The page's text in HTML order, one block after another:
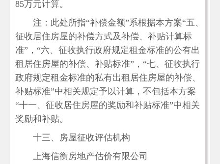
85万元计算。
注：此处所指“补偿金额”系根据本方案“五、
征收居住房屋的补偿方式及补偿、补贴计算标
准”，“六、征收执行政府规定租金标准的公有出
租居住房屋的补偿、补贴标准”，“七、征收执行
政府规定租金标准的私有出租居住房屋的补偿、
补贴标准”中相关规定予以计算，不包括本方案
“十一、征收居住房屋的奖励和补贴标准”中相关
奖励和补贴。
十三、房屋征收评估机构
上海信衡房地产估价有限公司